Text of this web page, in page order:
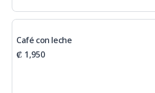
Café con leche
₡ 1,950